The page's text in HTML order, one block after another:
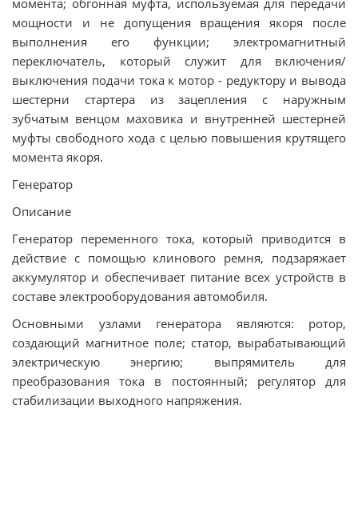
момента; обгонная муфта, используемая для передачи
мощности и не допущения вращения якоря после
выполнения его функции; электромагнитный
переключатель, который служит для включения/
выключения подачи тока к мотор - редуктору и вывода
шестерни стартера из зацепления с наружным
зубчатым венцом маховика и внутренней шестерней
муфты свободного хода с целью повышения крутящего
момента якоря.
Генератор
Описание
Генератор переменного тока, который приводится в
действие с помощью клинового ремня, подзаряжает
аккумулятор и обеспечивает питание всех устройств в
составе электрооборудования автомобиля.
Основными узлами генератора являются: ротор,
создающий магнитное поле; статор, вырабатывающий
электрическую энергию; выпрямитель для
преобразования тока в постоянный; регулятор для
стабилизации выходного напряжения.